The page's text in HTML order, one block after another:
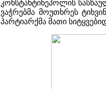
კონსტანტინეპოლის
ვაჭრებმა მოუთხრეს
პარტიარქმა მათი